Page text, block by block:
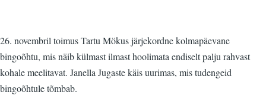
26. novembril toimus Tartu Mökus järjekordne kolmapäevane
bingoõhtu, mis näib külmast ilmast hoolimata endiselt palju rahvast
kohale meelitavat. Janella Jugaste käis uurimas, mis tudengeid
bingoõhtule tõmbab.